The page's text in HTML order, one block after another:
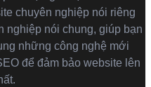
chuyên nghiệp nói riêng
nghiệp nói chung, giúp bạn
những công nghệ mới
để đảm bảo website lên